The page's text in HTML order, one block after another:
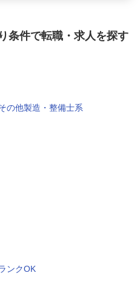
条件で転職・求人を探す
の他製造・整備士系
ンクOK